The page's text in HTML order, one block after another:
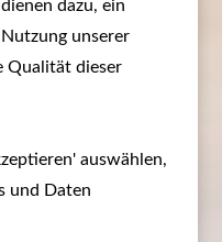
dazu, ein
unserer
Qualität dieser
auswählen,
und Daten